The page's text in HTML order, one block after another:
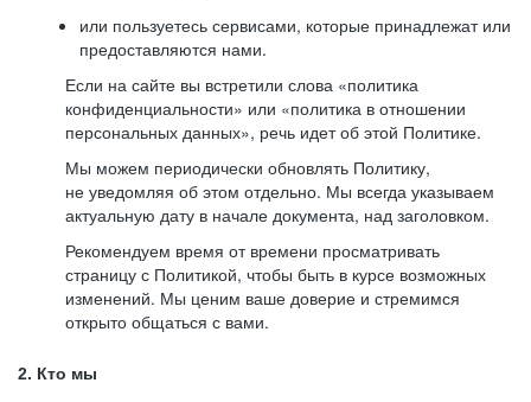
или пользуетесь сервисами, которые принадлежат или
предоставляются нами.
Если на сайте вы встретили слова «политика
конфиденциальности» или «политика в отношении
персональных данных», речь идет об этой Политике.
Мы можем периодически обновлять Политику,
не уведомляя об этом отдельно. Мы всегда указываем
актуальную дату в начале документа, над заголовком.
Рекомендуем время от времени просматривать
страницу с Политикой, чтобы быть в курсе возможных
изменений. Мы ценим ваше доверие и стремимся
открыто общаться с вами.
2. Кто мы